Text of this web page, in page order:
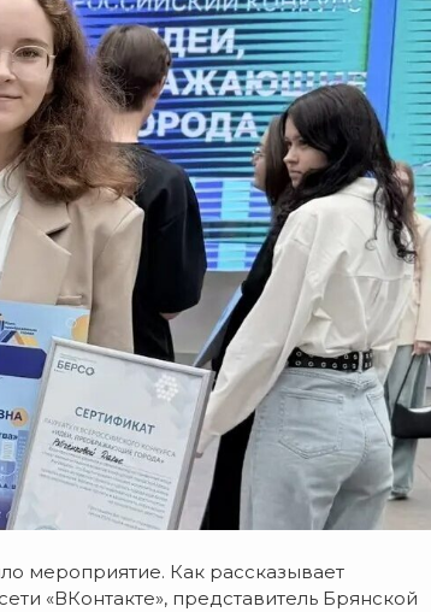
мероприятие. Как рассказывает
«ВКонтакте», представитель Брянской